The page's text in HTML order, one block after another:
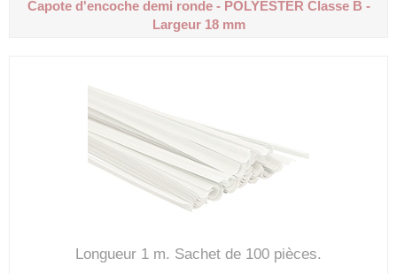
Capote d'encoche demi ronde - POLYESTER Classe B -
Largeur 18 mm
Longueur 1 m. Sachet de 100 pièces.